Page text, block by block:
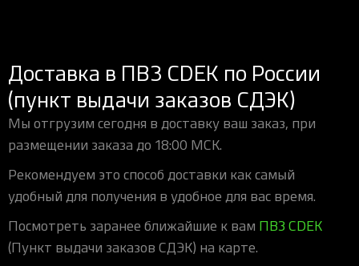
Доставка в ПВЗ CDEK по России
(пункт выдачи заказов СДЭК)
Мы отгрузим сегодня в доставку ваш заказ, при
размещении заказа до 18:00 МСК.
Рекомендуем это способ доставки как самый
удобный для получения в удобное для вас время.
Посмотреть заранее ближайшие к вам ПВЗ CDEK
(Пункт выдачи заказов СДЭК) на карте.